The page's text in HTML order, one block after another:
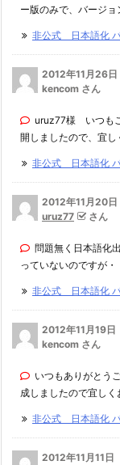
ー版のみで、バージ
非公式 日本語化
2012年11月26日
kencom さん
uruz77様 いつも
開しましたので、宜し
非公式 日本語化
2012年11月20日
uruz77
さん
問題無く日本語化
っていないのですが
非公式 日本語化
2012年11月19日
kencom さん
いつもありがとう
成しましたので宜しく
非公式 日本語化
2012年11月11日